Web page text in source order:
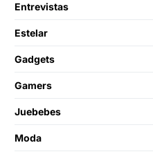
Entrevistas
Estelar
Gadgets
Gamers
Juebebes
Moda